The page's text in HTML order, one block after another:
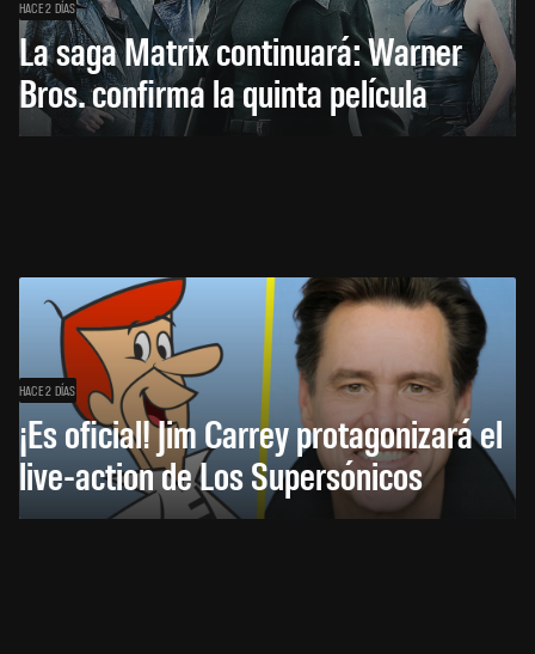
HACE 2 DÍAS
La saga Matrix continuará: Warner
Bros. confirma la quinta película
HACE 2 DÍAS
¡Es oficial! Jim Carrey protagonizará el
live-action de Los Supersónicos